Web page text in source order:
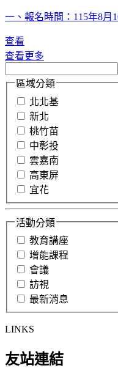
一、報名時間：115年8
查看
查看更多
區域分類
北北基
新北
桃竹苗
中彰投
雲嘉南
高東屏
宜花
活動分類
教育講座
增能課程
會議
訪視
最新消息
LINKS
友站連結